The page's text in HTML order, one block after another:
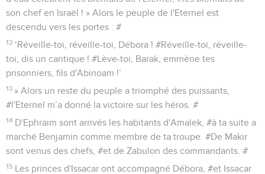
son chef en Israël ! » Alors le peuple de l'Eternel est
descendu vers les portes : #
12 ‘Réveille-toi, réveille-toi, Débora ! #Réveille-toi, réveille-
toi, dis un cantique ! #Lève-toi, Barak, emmène tes
prisonniers, fils d'Abinoam !’
13 » Alors un reste du peuple a triomphé des puissants,
#l'Eternel m’a donné la victoire sur les héros. #
14 D'Ephraïm sont arrivés les habitants d'Amalek, #à ta suite a
marché Benjamin comme membre de ta troupe. #De Makir
sont venus des chefs, #et de Zabulon des commandants. #
15 Les princes d'Issacar ont accompagné Débora, #et Issacar